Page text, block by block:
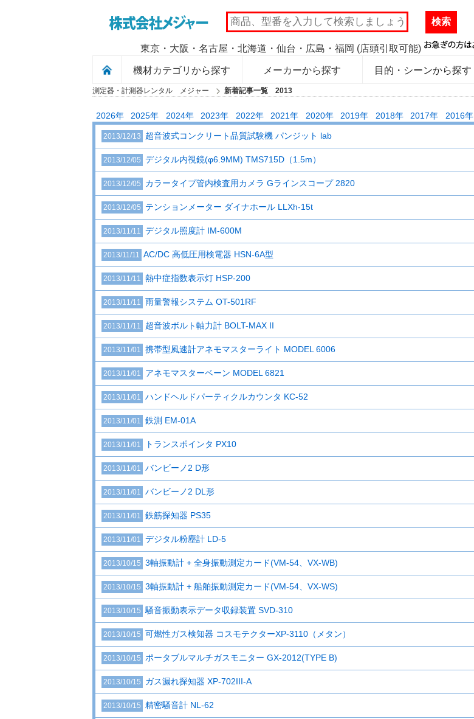
MAJOR 検索
東京・大阪・名古屋・北海道・仙台・広島・福岡 (店頭引取可能)
機材カテゴリから探す メーカーから探す 目的・シーンから探す
測定器・計測器レンタル メジャー 新着記事一覧 2013
2016年
2017年
2018年
2019年
2020年
2021年
2022年
2023年
2024年
2025年
2026年
2013/12/13 超音波式コンクリート品質試験機 パンジット lab
2013/12/05 デジタル内視鏡(φ6.9MM) TMS715D（1.5m）
2013/12/05 カラータイプ管内検査用カメラ Gラインスコープ 2820
2013/12/05 テンションメーター ダイナホール LLXh-15t
2013/11/11 デジタル照度計 IM-600M
2013/11/11 AC/DC 高低圧用検電器 HSN-6A型
2013/11/11 熱中症指数表示灯 HSP-200
2013/11/11 雨量警報システム OT-501RF
2013/11/11 超音波ボルト軸力計 BOLT-MAX II
2013/11/01 携帯型風速計アネモマスターライト MODEL 6006
2013/11/01 アネモマスターベーン MODEL 6821
2013/11/01 ハンドヘルドパーティクルカウンタ KC-52
2013/11/01 鉄測 EM-01A
2013/11/01 トランスポインタ PX10
2013/11/01 バンビーノ2 D形
2013/11/01 バンビーノ2 DL形
2013/11/01 鉄筋探知器 PS35
2013/11/01 デジタル粉塵計 LD-5
2013/10/15 3軸振動計 + 全身振動測定カード(VM-54、VX-WB)
2013/10/15 3軸振動計 + 船舶振動測定カード(VM-54、VX-WS)
2013/10/15 騒音振動表示データ収録装置 SVD-310
2013/10/15 可燃性ガス検知器 コスモテクターXP-3110（メタン）
2013/10/15 ポータブルマルチガスモニター GX-2012(TYPE B)
2013/10/15 ガス漏れ探知器 XP-702III-A
2013/10/15 精密騒音計 NL-62